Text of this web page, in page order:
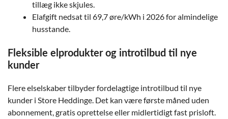
tillæg ikke skjules.
Elafgift nedsat til 69,7 øre/kWh i 2026 for almindelige
husstande.
Fleksible elprodukter og introtilbud til nye
kunder
Flere elselskaber tilbyder fordelagtige introtilbud til nye
kunder i Store Heddinge. Det kan være første måned uden
abonnement, gratis oprettelse eller midlertidigt fast prisloft.